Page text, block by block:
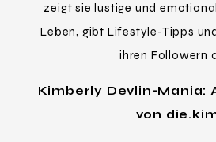
zeigt sie lustige und
Leben, gibt Lifestyle-Tipps
ihren Followern
Kimberly Devlin-Mania:
von